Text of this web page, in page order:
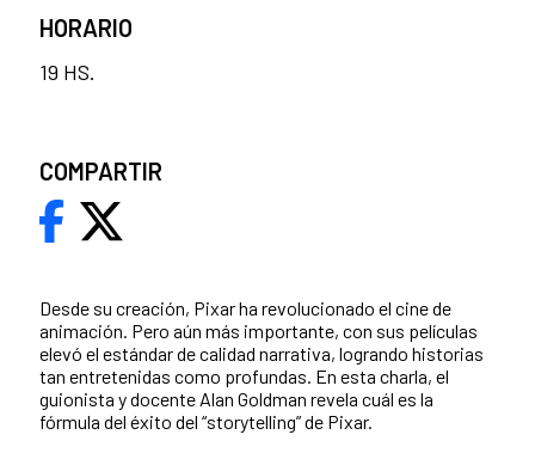
Desde su creación, Pixar ha revolucionado el cine de
animación. Pero aún más importante, con sus películas
elevó el estándar de calidad narrativa, logrando historias
tan entretenidas como profundas. En esta charla, el
guionista y docente Alan Goldman revela cuál es la
fórmula del éxito del “storytelling” de Pixar.
HORARIO
19 HS.
COMPARTIR